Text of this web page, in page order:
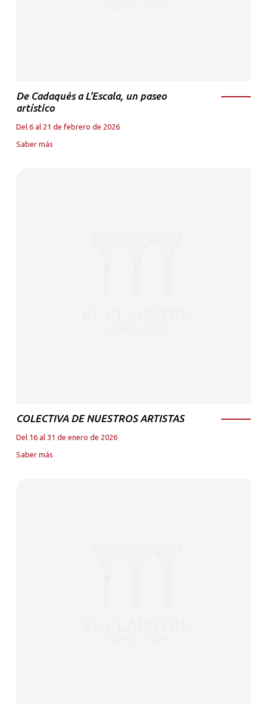
De Cadaqués a L'Escala, un paseo
artístico
Del 6 al 21 de febrero de 2026
Saber más
COLECTIVA DE NUESTROS ARTISTAS
Del 16 al 31 de enero de 2026
Saber más